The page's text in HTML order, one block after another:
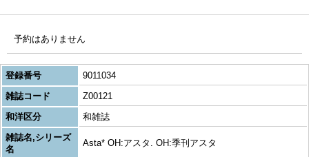
予約はありません
登録番号
9011034
雑誌コード
Z00121
和洋区分
和雑誌
雑誌名,シリーズ
名
Asta* OH:アスタ. OH:季刊アスタ